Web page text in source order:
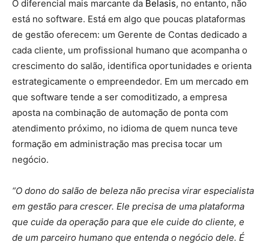
O diferencial mais marcante da Belasis, no entanto, não
está no software. Está em algo que poucas plataformas
de gestão oferecem: um Gerente de Contas dedicado a
cada cliente, um profissional humano que acompanha o
crescimento do salão, identifica oportunidades e orienta
estrategicamente o empreendedor. Em um mercado em
que software tende a ser comoditizado, a empresa
aposta na combinação de automação de ponta com
atendimento próximo, no idioma de quem nunca teve
formação em administração mas precisa tocar um
negócio.
“O dono do salão de beleza não precisa virar especialista
em gestão para crescer. Ele precisa de uma plataforma
que cuide da operação para que ele cuide do cliente, e
de um parceiro humano que entenda o negócio dele. É